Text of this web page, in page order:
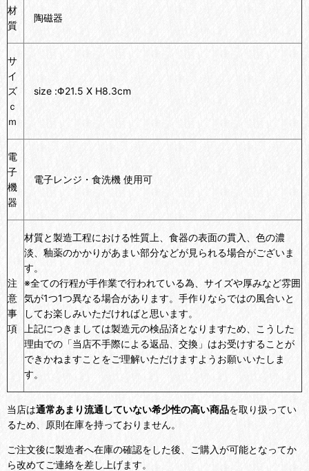
材
質
陶磁器
サ
イ
ズ
ｃ
ｍ
size :Φ21.5 X H8.3cm
電
子
機
器
電子レンジ・食洗機 使用可
注
意
事
項
材質と製造工程における性質上、食器の表面の貫入、色の濃
淡、釉薬のかかりがあまい部分などが見られる場合がございま
す。
※全ての行程が手作業で行われている為、サイズや厚みなど雰囲
気が1つ1つ異なる場合があります。手作りならではの風合いと
してお楽しみいただければと思います。
上記につきましては製造元の検品済となりますため、こうした
理由での「当店不手際による返品、交換」はお受けすることが
できかねますことをご理解いただけますようお願いいたしま
す。
当店は通常あまり流通していない希少性の高い商品を取り扱ってい
るため、原則在庫を持っておりません。
ご注文後に製造者へ在庫の確認をした後、ご購入が可能となってか
ら改めてご連絡を差し上げます。